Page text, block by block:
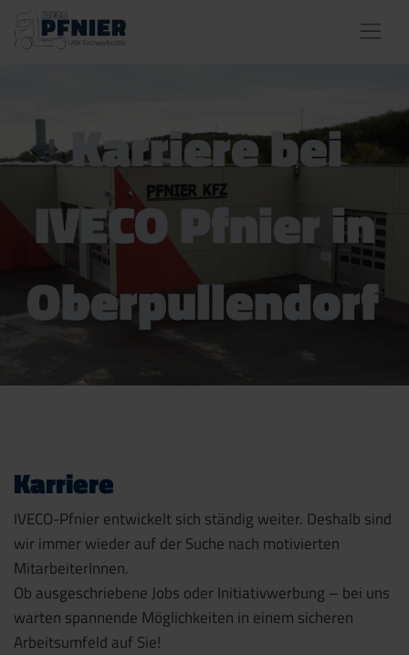
Karriere bei
IVECO Pfnier in
Oberpullendorf
Karriere
IVECO-Pfnier entwickelt sich ständig weiter. Deshalb sind
wir immer wieder auf der Suche nach motivierten
MitarbeiterInnen.
Ob ausgeschriebene Jobs oder Initiativwerbung – bei uns
warten spannende Möglichkeiten in einem sicheren
Arbeitsumfeld auf Sie!